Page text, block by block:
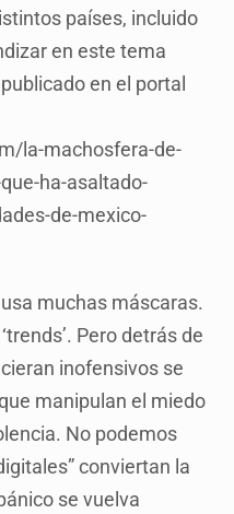
países, incluido
en este tema
en el portal
la-machosfera-de-
ha-asaltado-
de-mexico-
muchas máscaras.
Pero detrás de
inofensivos se
manipulan el miedo
No podemos
conviertan la
se vuelva